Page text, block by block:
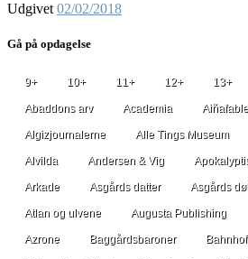
Udgivet 02/02/2018
Gå på opdagelse
9+ 10+ 11+ 12+ 13+
Abaddons arv Academia
Algizjournalerne Alle Tings Museum
Alvilda Andersen & Vig
Arkade Asgårds datter Asgårds
Atlan og ulvene Augusta Publishing
Azrone Baggårdsbaroner Bahnhof